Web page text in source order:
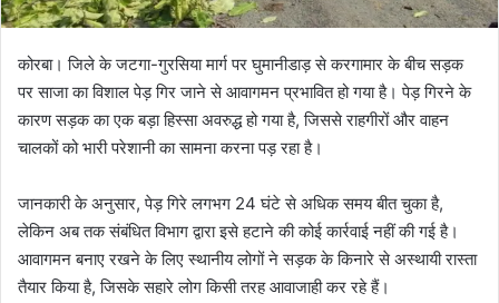
कोरबा। जिले के जटगा-गुरसिया मार्ग पर घुमानीडाड़ से करगामार के बीच सड़क
पर साजा का विशाल पेड़ गिर जाने से आवागमन प्रभावित हो गया है। पेड़ गिरने के
कारण सड़क का एक बड़ा हिस्सा अवरुद्ध हो गया है, जिससे राहगीरों और वाहन
चालकों को भारी परेशानी का सामना करना पड़ रहा है।
जानकारी के अनुसार, पेड़ गिरे लगभग 24 घंटे से अधिक समय बीत चुका है,
लेकिन अब तक संबंधित विभाग द्वारा इसे हटाने की कोई कार्रवाई नहीं की गई है।
आवागमन बनाए रखने के लिए स्थानीय लोगों ने सड़क के किनारे से अस्थायी रास्ता
तैयार किया है, जिसके सहारे लोग किसी तरह आवाजाही कर रहे हैं।